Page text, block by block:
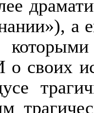
а
своих